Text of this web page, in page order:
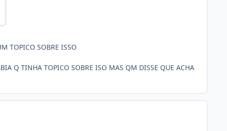
TOPICO SOBRE ISSO
Q TINHA TOPICO SOBRE ISO MAS QM DISSE QUE ACHA